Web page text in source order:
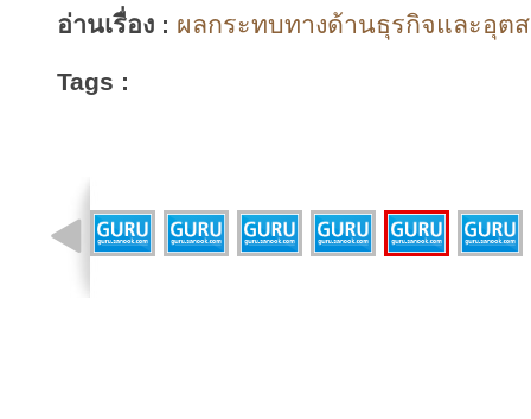
อ่านเรื่อง : ผลกระทบทางด้านธุรกิจและอุต
Tags :